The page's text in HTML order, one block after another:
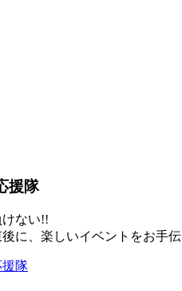
援隊
ない!!
に、楽しいイベントをお手